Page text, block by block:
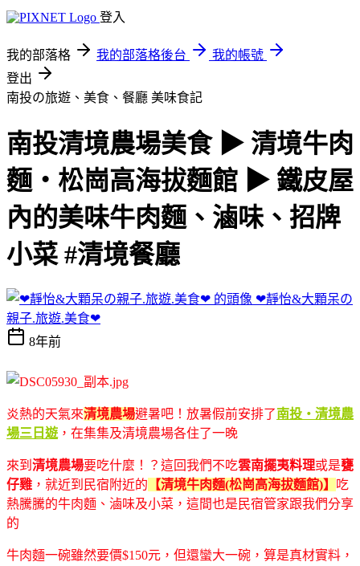
登入
我的部落格 我的部落格後台
我的帳號
登出
南投の旅遊、美食、餐廳 美味食記
南投清境農場美食 ▶ 清境牛肉
麵・松崗高海拔麵館 ▶ 鐵皮屋
內的美味牛肉麵、滷味、招牌
小菜 #清境餐廳
❤靜怡&大顆呆の
親子.旅遊.美食❤
8年前
炎熱的天氣來清境農場避暑吧！放暑假前安排了南投・清境農
場三日遊 ，在集集及清境農場各住了一晚
來到 清境農場要吃什麼！？這回我們不吃雲南擺夷料理或是甕
仔雞 ，就近到民宿附近的 【清境牛肉麵(松崗高海拔麵館)】
吃
熱騰騰的牛肉麵、滷味及小菜，這間也是民宿管家跟我們分享
的
牛肉麵一碗雖然要價$150元，但還蠻大一碗，算是真材實料，